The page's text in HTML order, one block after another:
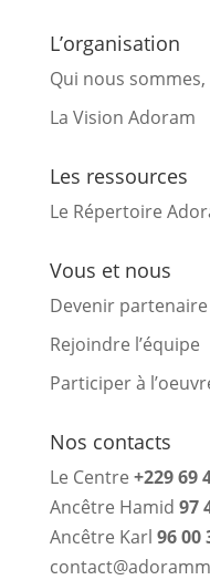
L’organisation
Qui nous
La Vision Adoram
Les ressources
Le Répertoire
Vous et nous
Devenir partenaire
Rejoindre l’équipe
Participer à
Nos contacts
Le Centre +229 69
Ancêtre Hamid 97
Ancêtre Karl 96 00